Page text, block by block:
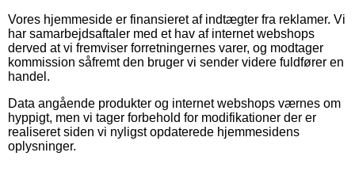
Vores hjemmeside er finansieret af indtægter fra reklamer. Vi
har samarbejdsaftaler med et hav af internet webshops
derved at vi fremviser forretningernes varer, og modtager
kommission såfremt den bruger vi sender videre fuldfører en
handel.
Data angående produkter og internet webshops værnes om
hyppigt, men vi tager forbehold for modifikationer der er
realiseret siden vi nyligst opdaterede hjemmesidens
oplysninger.